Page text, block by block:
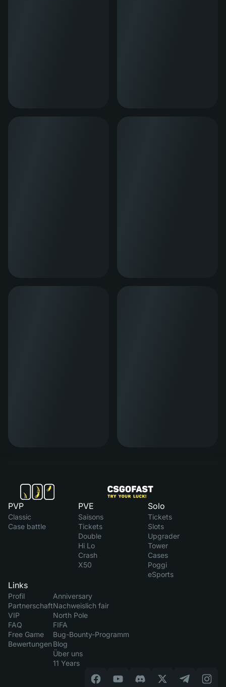
PVP
Classic
Case battle
PVE
Saisons
Tickets
Double
Hi Lo
Crash
X50
Solo
Tickets
Slots
Upgrader
Tower
Cases
Poggi
eSports
Links
Profil
Partnerschaft
VIP
FAQ
Free Game
Bewertungen
Anniversary
Nachweislich fair
North Pole
FIFA
Bug-Bounty-Programm
Blog
Über uns
11 Years